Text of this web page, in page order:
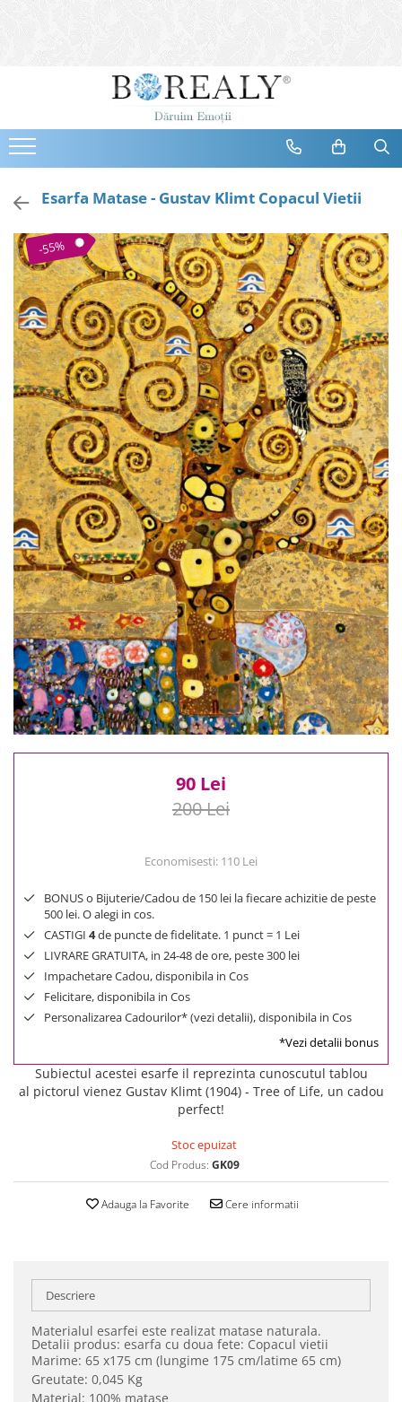
Bijuterii
Cercei
Bratari
Coliere
Brose
Tiare
Destinatari
Bijuterii Femei
Bijuterii Copii
Bijuterii Mirese
Selectii
Reduceri
Cele mai noi
Cele mai vandute
Cele mai votate
Cu video
Pret
0 Lei - 100 Lei
100 Lei - 200 Lei
200 Lei - 300 Lei
300 Lei - 500 Lei
500 Lei - 1000 Lei
1000 Lei +
Esarfa Matase - Gustav Klimt Copacul Vietii
-55%
90 Lei
200 Lei
Economisesti: 110 Lei
BONUS o Bijuterie/Cadou de 150 lei la fiecare achizitie de peste
500 lei. O alegi in cos.
CASTIGI 4de puncte de fidelitate. 1 punct = 1 Lei
LIVRARE GRATUITA, in 24-48 de ore, peste 300 lei
Impachetare Cadou, disponibila in Cos
Felicitare, disponibila in Cos
Personalizarea Cadourilor* (vezi detalii), disponibila in Cos
*Vezi detalii bonus
Subiectul acestei esarfe il reprezinta cunoscutul tablou
al pictorul vienez Gustav Klimt (1904) - Tree of Life, un cadou
perfect!
Stoc epuizat
Cod Produs: GK09
Adauga la Favorite Cere informatii
Descriere
Materialul esarfei este realizat matase naturala.
Detalii produs: esarfa cu doua fete: Copacul vietii
Marime: 65 x175 cm (lungime 175 cm/latime 65 cm)
Greutate: 0,045 Kg
Material: 100% matase